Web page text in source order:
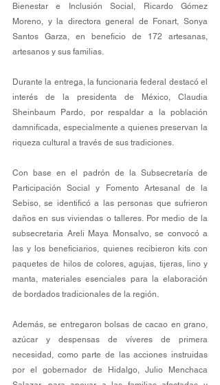
Bienestar e Inclusión Social, Ricardo Gómez
Moreno, y la directora general de Fonart, Sonya
Santos Garza, en beneficio de 172 artesanas,
artesanos y sus familias.
Durante la entrega, la funcionaria federal destacó el
interés de la presidenta de México, Claudia
Sheinbaum Pardo, por respaldar a la población
damnificada, especialmente a quienes preservan la
riqueza cultural a través de sus tradiciones.
Con base en el padrón de la Subsecretaría de
Participación Social y Fomento Artesanal de la
Sebiso, se identificó a las personas que sufrieron
daños en sus viviendas o talleres. Por medio de la
subsecretaria Areli Maya Monsalvo, se convocó a
las y los beneficiarios, quienes recibieron kits con
paquetes de hilos de colores, agujas, tijeras, lino y
manta, materiales esenciales para la elaboración
de bordados tradicionales de la región.
Además, se entregaron bolsas de cacao en grano,
azúcar y despensas de víveres de primera
necesidad, como parte de las acciones instruidas
por el gobernador de Hidalgo, Julio Menchaca